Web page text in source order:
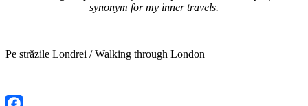
synonym for my inner travels.
Pe străzile Londrei / Walking through London